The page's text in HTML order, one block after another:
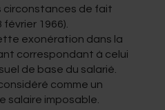
circonstances de fait
février 1966).
exonération dans la
correspondant à celui
de base du salarié.
comme un
salaire imposable.